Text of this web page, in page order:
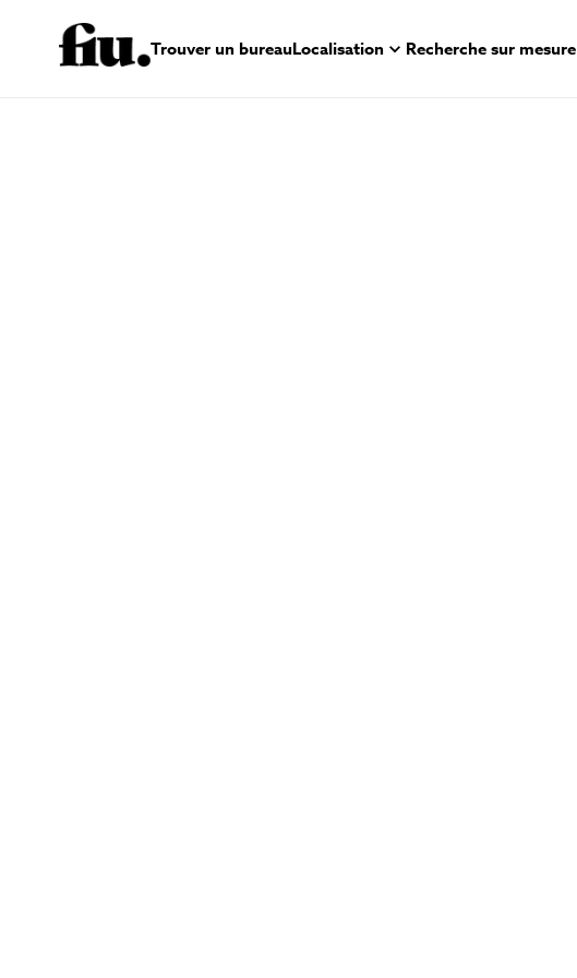
Trouver un bureauLocalisation Recherche sur mesure